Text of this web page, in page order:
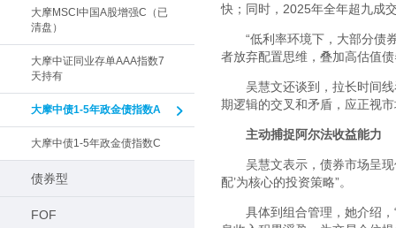
大摩MSCI中国A股增强C（已
清盘）
大摩中证同业存单AAA指数7
天持有
大摩中债1-5年政金债指数A
大摩中债1-5年政金债指数C
债券型
FOF
快；同时，2025年全年超九成
“低利率环境下，大部分债
者放弃配置思维，叠加高估值
吴慧文还谈到，拉长时间
期逻辑的交叉和矛盾，应正视
主动捕捉阿尔法收益能力
吴慧文表示，债券市场呈
配’为核心的投资策略”。
具体到组合管理，她介绍